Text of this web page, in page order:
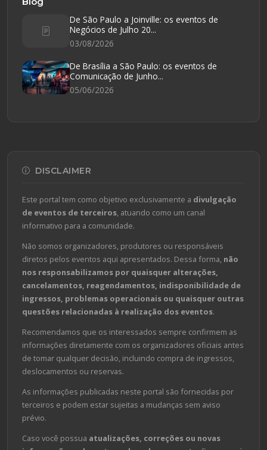
De São Paulo a Joinville: os eventos de
Negócios de Julho 20...
03/08/2026
De Brasília a São Paulo: os eventos de
Comunicação de Junho...
05/06/2026
DISCLAIMER
Este portal tem como objetivo exclusivamente a divulgação
de eventos de terceiros, atuando como um canal
informativo para a comunidade.
Não somos organizadores, produtores ou responsáveis
diretos pelos eventos aqui apresentados. Dessa forma, não
nos responsabilizamos por quaisquer alterações,
cancelamentos, reagendamentos, indisponibilidade de
ingressos, problemas operacionais ou quaisquer outras
questões relacionadas à realização dos eventos.
Recomendamos que os interessados sempre confirmem as
informações diretamente com os organizadores oficiais antes
de tomar qualquer decisão, incluindo compra de ingressos,
deslocamentos ou reservas.
As informações publicadas neste portal são fornecidas por
terceiros e podem estar sujeitas a mudanças sem aviso
prévio.
Caso você possua atualizações, correções ou novas